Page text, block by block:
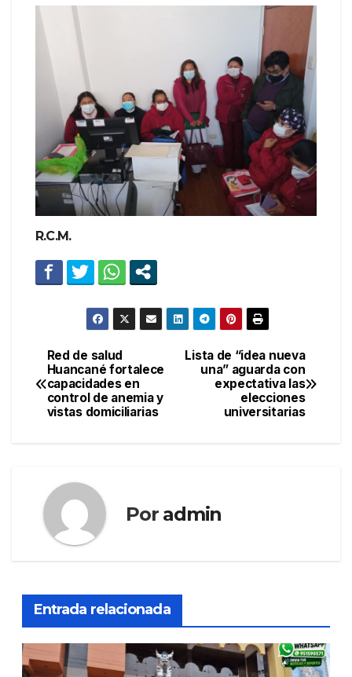
R.C.M.
Navegación
de
Lista de “idea nueva
una” aguarda con
expectativa las
elecciones
universitarias
Red de salud
Huancané fortalece
capacidades en
control de anemia y
vistas domiciliarias
Por admin
Entrada relacionada